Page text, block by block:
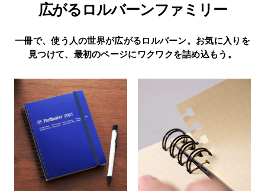
広がるロルバーンファミリー
一冊で、使う人の世界が広がるロルバーン。 お気に入りを
見つけて、最初のページにワクワクを詰め込もう。